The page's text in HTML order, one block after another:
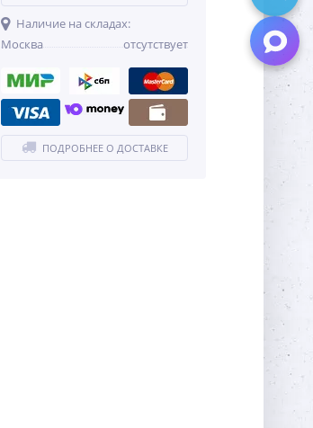
Наличие на складах:
Москва
отсутствует
ПОДРОБНЕЕ О ДОСТАВКЕ